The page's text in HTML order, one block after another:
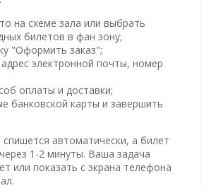
на схеме зала или выбрать
билетов в фан зону;
"Оформить заказ";
электронной почты, номер
оплаты и доставки;
банковской карты и завершить
автоматически, а билет
1-2 минуты. Ваша задача
или показать с экрана телефона